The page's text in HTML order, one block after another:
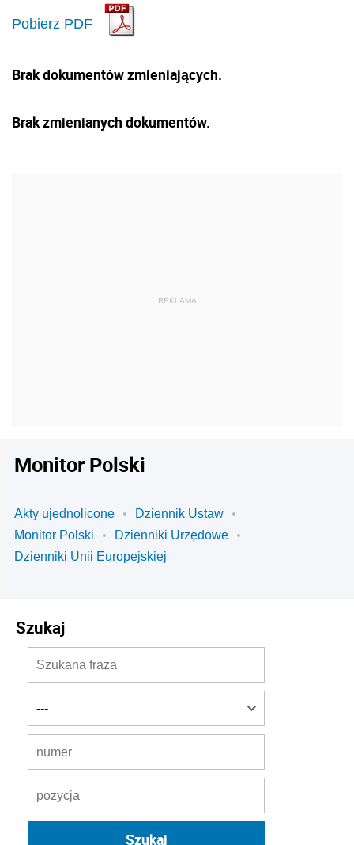
Pobierz PDF
Brak dokumentów zmieniających.
Brak zmienianych dokumentów.
Monitor Polski
Akty ujednolicone
Dziennik Ustaw
Monitor Polski
Dzienniki Urzędowe
Dzienniki Unii Europejskiej
Szukaj